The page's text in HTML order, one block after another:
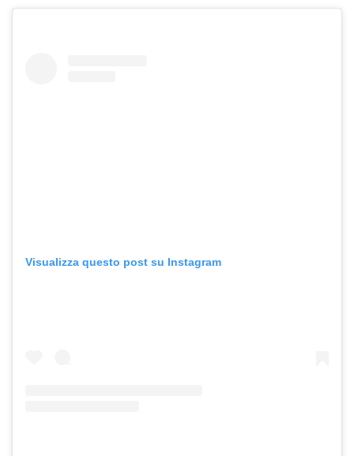
Visualizza questo post su Instagram